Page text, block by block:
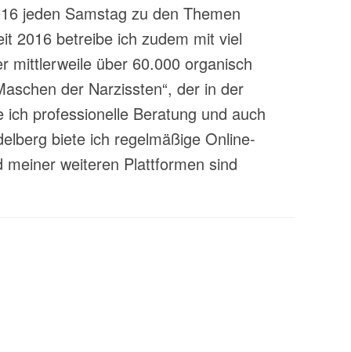
jeden Samstag zu den Themen
2016 betreibe ich zudem mit viel
mittlerweile über 60.000 organisch
der Narzissten“, der in der
professionelle Beratung und auch
biete ich regelmäßige Online-
weiteren Plattformen sind